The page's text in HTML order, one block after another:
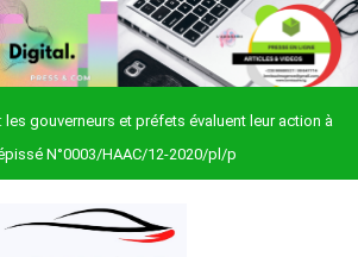
les gouverneurs et préfets évaluent leur action à
Blitta
N°0003/HAAC/12-2020/pl/p